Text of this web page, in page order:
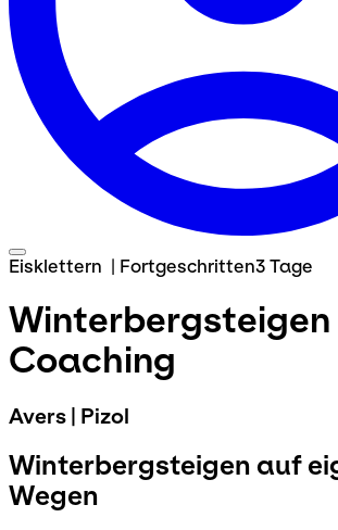
Eisklettern | Fortgeschritten3 Tage
Winterbergsteigen
Coaching
Avers | Pizol
Winterbergsteigen auf
Wegen